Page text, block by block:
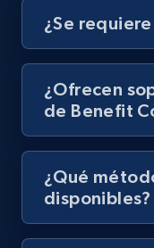
rating object,
Author name,
¿Se
¿Ofrecen
de Benefit
¿Qué
disponibles?